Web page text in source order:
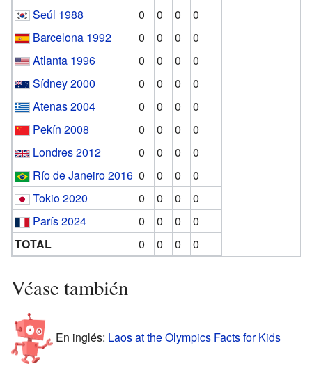
Seúl 1988
0 0 0
0
Barcelona 1992
0 0 0
0
Atlanta 1996
0 0 0
0
Sídney 2000
0 0 0
0
Atenas 2004
0 0 0
0
Pekín 2008
0 0 0
0
Londres 2012
0 0 0
0
Río de Janeiro 2016 0 0 0
0
Tokio 2020
0 0 0
0
París 2024
0 0 0
0
TOTAL
0 0 0 0
Véase también
En inglés: Laos at the Olympics Facts for Kids